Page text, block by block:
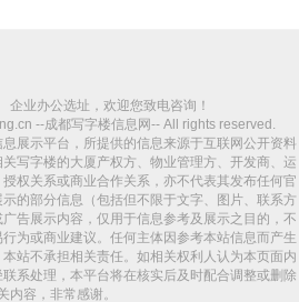
企业办公选址，欢迎您致电咨询！
--成都写字楼信息网-- All rights reserved.
展示平台，所提供的信息来源于互联网公开资料
写字楼的大厦产权方、物业管理方、开发商、运
权关系或商业合作关系，亦不代表其发布任何官
的部分信息（包括但不限于文字、图片、联系方
告展示内容，仅用于信息参考及展示之目的，不
为或商业建议。任何主体因参考本站信息而产生
站不承担相关责任。如相关权利人认为本页面内
系处理，本平台将在核实后及时配合调整或删除
内容，非常感谢。